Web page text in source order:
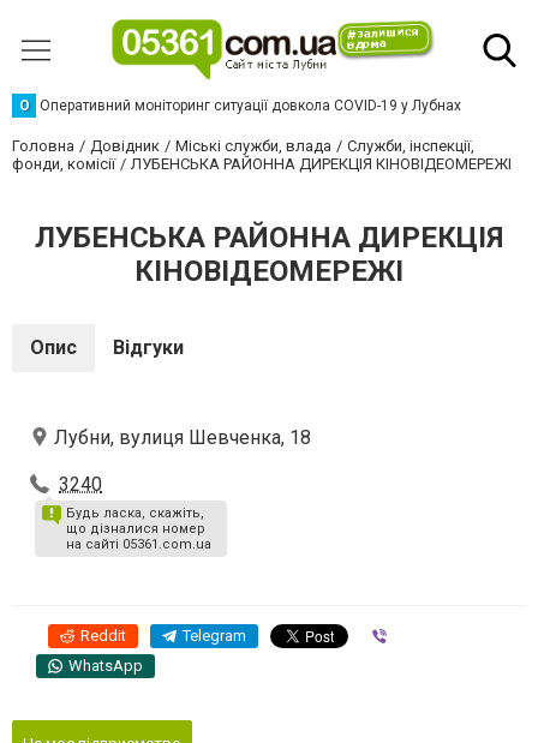
О Оперативний моніторинг ситуації довкола COVID-19 у Лубнах
Головна Довідник Міські служби, влада
Служби, інспекції,
фонди, комісії
ЛУБЕНСЬКА РАЙОННА ДИРЕКЦІЯ КІНОВІДЕОМЕРЕЖІ
ЛУБЕНСЬКА РАЙОННА ДИРЕКЦІЯ
КІНОВІДЕОМЕРЕЖІ
Опис Відгуки
Лубни, вулиця Шевченка, 18
3240
Будь ласка, скажіть,
що дізналися номер
на сайті 05361.com.ua
Reddit Telegram
WhatsApp